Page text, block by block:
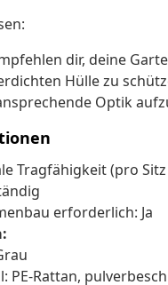
dir, deine
Hülle zu
Optik
Tragfähigkeit (pro Sitz
erforderlich: Ja
PE-Rattan,